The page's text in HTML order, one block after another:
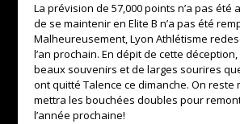
La prévision de 57,000 points n’a pas été
de se maintenir en Elite B n’a pas été
Malheureusement, Lyon Athlétisme
l’an prochain. En dépit de cette déception,
beaux souvenirs et de larges sourires
ont quitté Talence ce dimanche. On reste
mettra les bouchées doubles pour
l’année prochaine!